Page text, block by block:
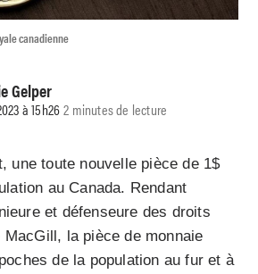
canadienne
Gelper
à 15h262 minutes de lecture
une toute nouvelle pièce de 1$
au Canada. Rendant
et défenseure des droits
la pièce de monnaie
de la population au fur et à